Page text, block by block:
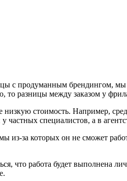
с продуманным брендингом,
то разницы между заказом у
стоимость. Например,
частных специалистов, а в
из-за которых он не сможет
что работа будет выполнена